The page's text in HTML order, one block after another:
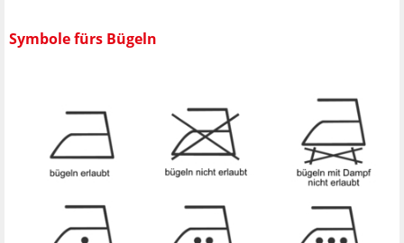
Symbole fürs Bügeln